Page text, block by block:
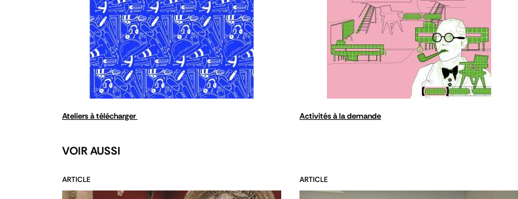
Ateliers à télécharger Activités à la demande
VOIR AUSSI
ARTICLE ARTICLE